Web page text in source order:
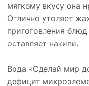
мягкому вкусу она
Отлично утоляет
приготовления
оставляет накипи.
Вода «Сделай мир
дефицит